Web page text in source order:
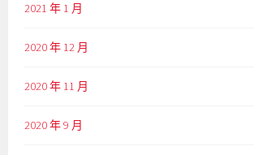
2021 年 1 月
2020 年 12 月
2020 年 11 月
2020 年 9 月